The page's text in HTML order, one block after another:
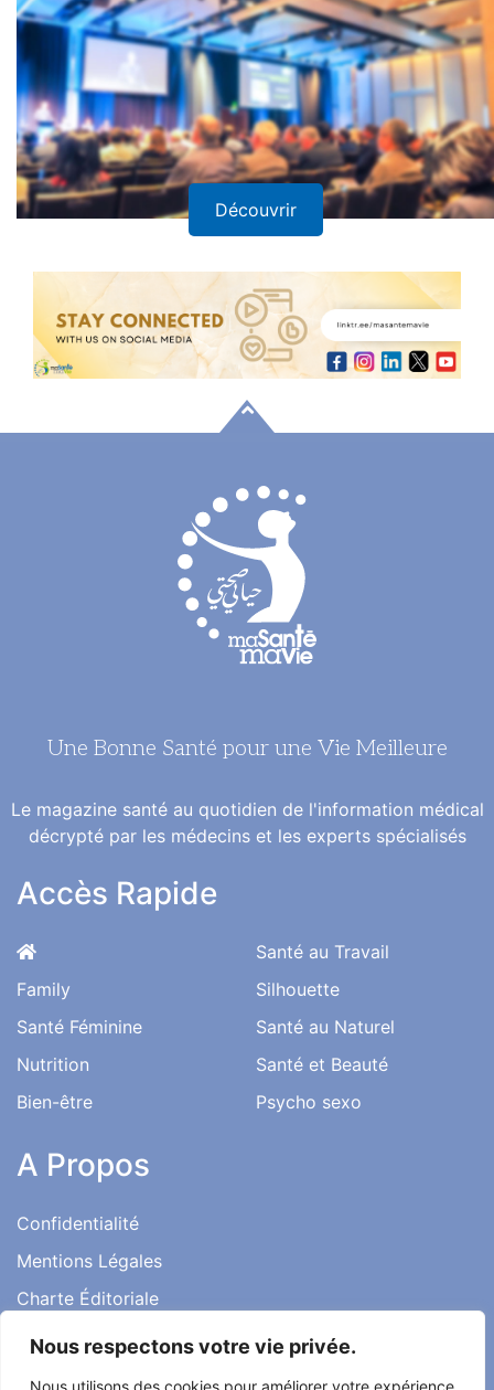
Nous respectons votre vie privée.
Nous utilisons des cookies pour améliorer votre expérience
Découvrir
Une Bonne Santé pour une Vie Meilleure
Le magazine santé au quotidien de l'information médical
décrypté par les médecins et les experts spécialisés
Accès Rapide
Family
Santé Féminine
Nutrition
Bien-être
Santé au Travail
Silhouette
Santé au Naturel
Santé et Beauté
Psycho sexo
A Propos
Confidentialité
Mentions Légales
Charte Éditoriale
Conditions d’utilisation